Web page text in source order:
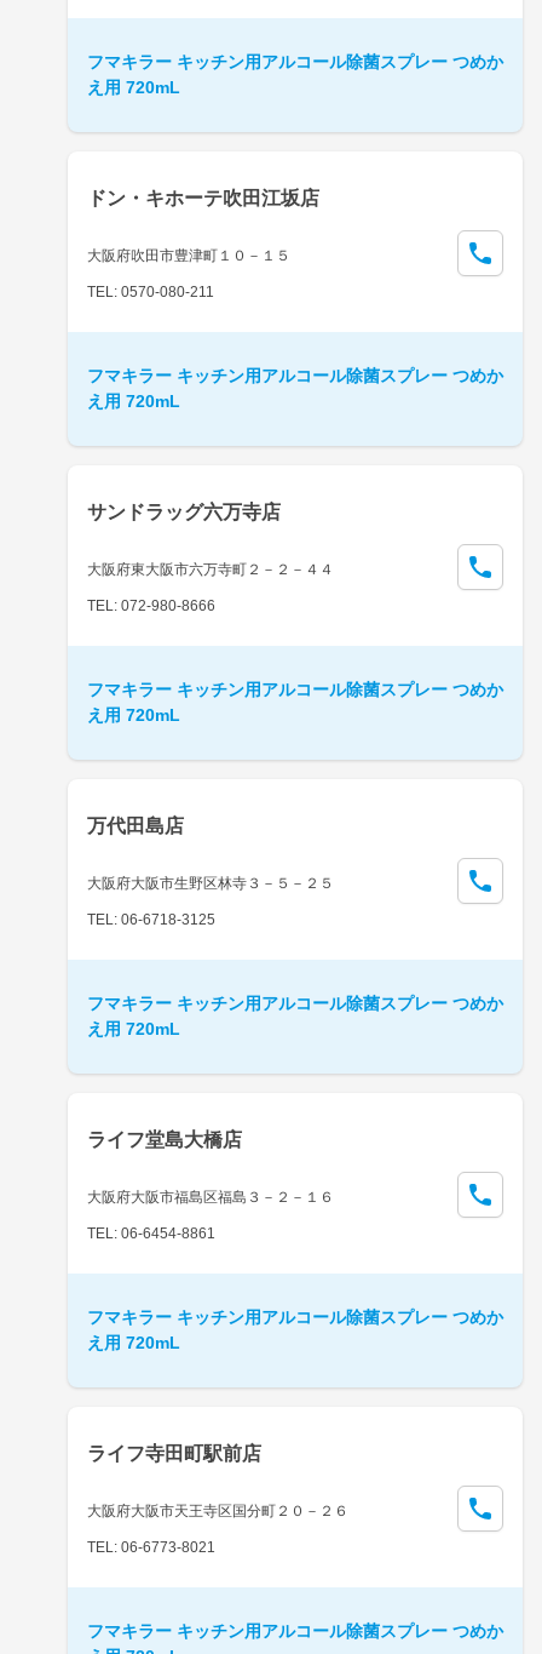
フマキラー キッチン用アルコール除菌スプレー つめか
え用 720mL
ドン・キホーテ吹田江坂店
大阪府吹田市豊津町１０－１５
TEL: 0570-080-211
フマキラー キッチン用アルコール除菌スプレー つめか
え用 720mL
サンドラッグ六万寺店
大阪府東大阪市六万寺町２－２－４４
TEL: 072-980-8666
フマキラー キッチン用アルコール除菌スプレー つめか
え用 720mL
万代田島店
大阪府大阪市生野区林寺３－５－２５
TEL: 06-6718-3125
フマキラー キッチン用アルコール除菌スプレー つめか
え用 720mL
ライフ堂島大橋店
大阪府大阪市福島区福島３－２－１６
TEL: 06-6454-8861
フマキラー キッチン用アルコール除菌スプレー つめか
え用 720mL
ライフ寺田町駅前店
大阪府大阪市天王寺区国分町２０－２６
TEL: 06-6773-8021
フマキラー キッチン用アルコール除菌スプレー つめか